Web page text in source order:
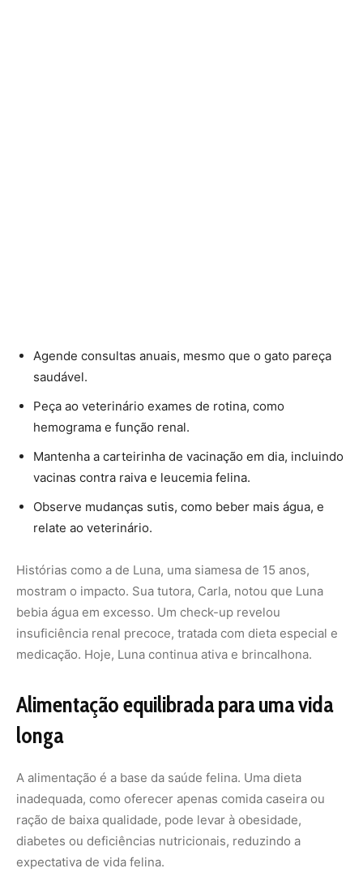
Agende consultas anuais, mesmo que o gato pareça
saudável.
Peça ao veterinário exames de rotina, como
hemograma e função renal.
Mantenha a carteirinha de vacinação em dia, incluindo
vacinas contra raiva e leucemia felina.
Observe mudanças sutis, como beber mais água, e
relate ao veterinário.
Histórias como a de Luna, uma siamesa de 15 anos,
mostram o impacto. Sua tutora, Carla, notou que Luna
bebia água em excesso. Um check-up revelou
insuficiência renal precoce, tratada com dieta especial e
medicação. Hoje, Luna continua ativa e brincalhona.
Alimentação equilibrada para uma vida
longa
A alimentação é a base da saúde felina. Uma dieta
inadequada, como oferecer apenas comida caseira ou
ração de baixa qualidade, pode levar à obesidade,
diabetes ou deficiências nutricionais, reduzindo a
expectativa de vida felina.